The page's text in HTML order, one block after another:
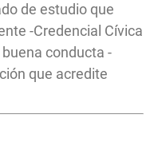
de estudio que
-Credencial Cívica
conducta -
que acredite